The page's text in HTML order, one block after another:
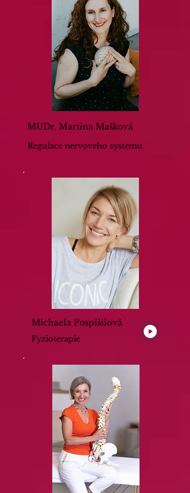
MUDr. Martina Mašková
Regulace nervoveho systemu
Michaela Pospíšilová
Fyzioterapie